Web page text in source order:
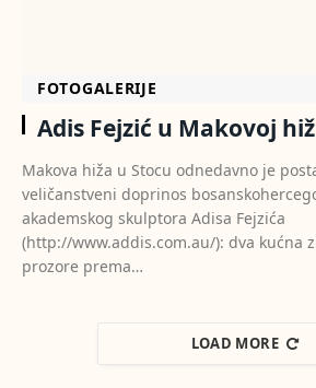
FOTOGALERIJE
Adis Fejzić u Makovoj
Makova hiža u Stocu odnedavno je
veličanstveni doprinos
akademskog skulptora Adisa Fejzića
(http://www.addis.com.au/): dva kućna
prozore prema…
LOAD MORE